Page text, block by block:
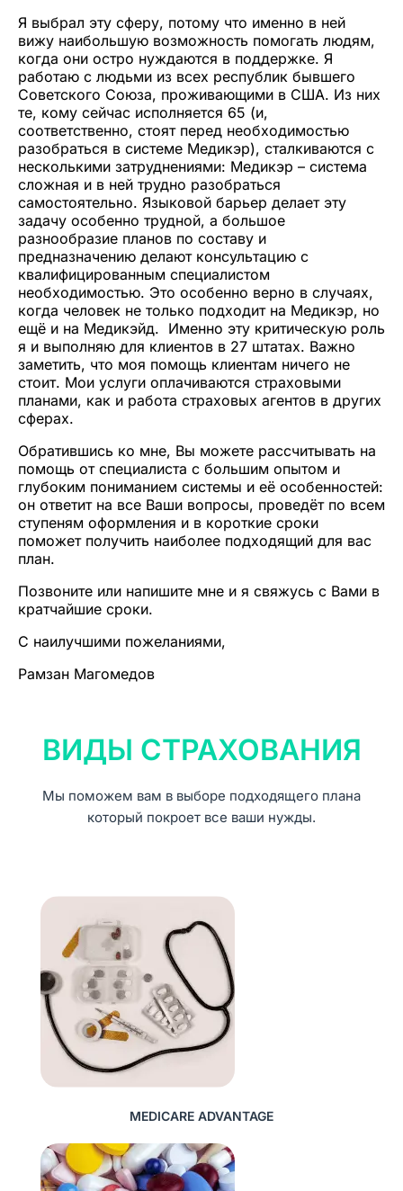
Я выбрал эту сферу, потому что именно в ней
вижу наибольшую возможность помогать людям,
когда они остро нуждаются в поддержке. Я
работаю с людьми из всех республик бывшего
Советского Союза, проживающими в США. Из них
те, кому сейчас исполняется 65 (и,
соответственно, стоят перед необходимостью
разобраться в системе Медикэр), сталкиваются с
несколькими затруднениями: Медикэр – система
сложная и в ней трудно разобраться
самостоятельно. Языковой барьер делает эту
задачу особенно трудной, а большое
разнообразие планов по составу и
предназначению делают консультацию с
квалифицированным специалистом
необходимостью. Это особенно верно в случаях,
когда человек не только подходит на Медикэр, но
ещё и на Медикэйд. Именно эту критическую роль
я и выполняю для клиентов в 27 штатах. Важно
заметить, что моя помощь клиентам ничего не
стоит. Мои услуги оплачиваются страховыми
планами, как и работа страховых агентов в других
сферах.
Обратившись ко мне, Вы можете рассчитывать на
помощь от специалиста с большим опытом и
глубоким пониманием системы и её особенностей:
он ответит на все Ваши вопросы, проведёт по всем
ступеням оформления и в короткие сроки
поможет получить наиболее подходящий для вас
план.
Позвоните или напишите мне и я свяжусь с Вами в
кратчайшие сроки.
С наилучшими пожеланиями,
Рамзан Магомедов
ВИДЫ СТРАХОВАНИЯ
Мы поможем вам в выборе подходящего плана
который покроет все ваши нужды.
MEDICARE ADVANTAGE